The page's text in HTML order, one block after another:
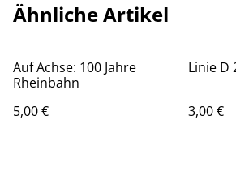
Ähnliche Artikel
Auf Achse: 100 Jahre
Rheinbahn
5,00 €
Linie D
3,00 €